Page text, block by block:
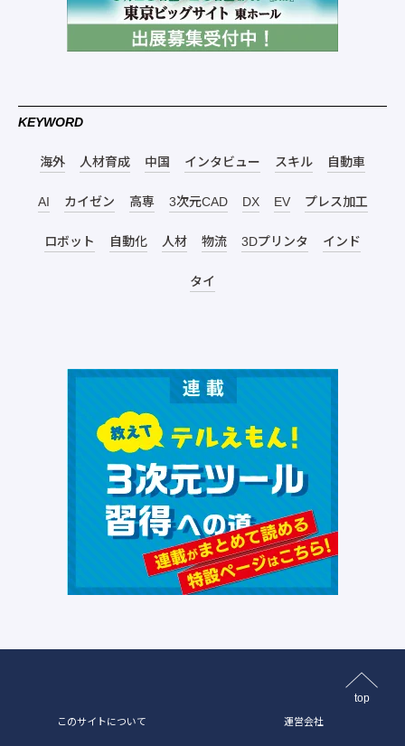
KEYWORD
海外 人材育成 中国 インタビュー スキル 自動車
AI カイゼン 高専 3次元CAD DX EV プレス加工
ロボット 自動化 人材 物流 3Dプリンタ インド
タイ
top
このサイトについて 運営会社